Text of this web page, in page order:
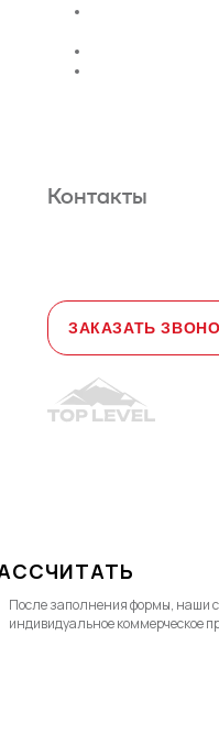
Контакты
ЗАКАЗАТЬ
После заполнения формы, наши
индивидуальное коммерческое